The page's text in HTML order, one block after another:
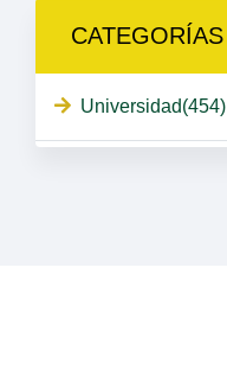
CATEGORÍAS
Universidad(454)